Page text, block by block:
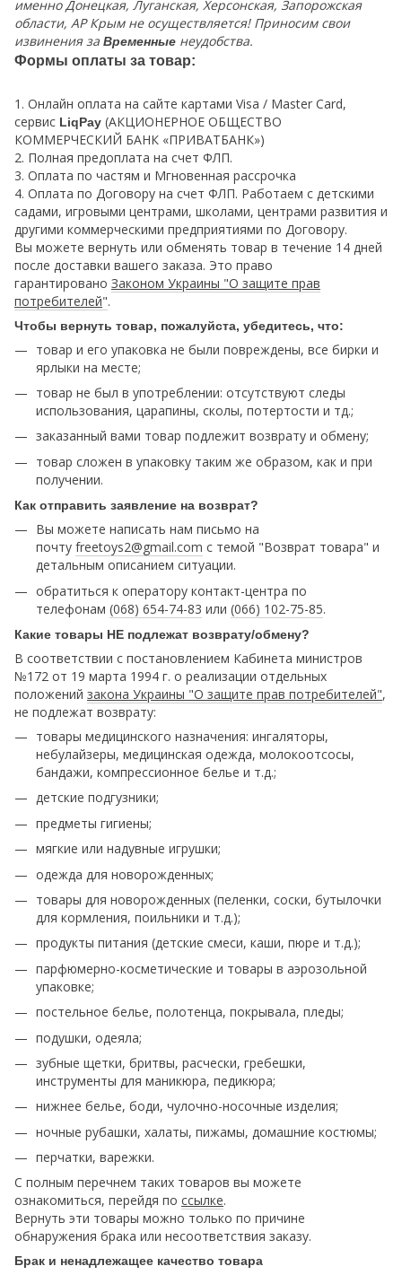
именно Донецкая, Луганская, Херсонская, Запорожская
области, АР Крым не осуществляется! Приносим свои
извинения за Временные неудобства.
Формы оплаты за товар:
1. Онлайн оплата на сайте картами Visa / Master Card,
сервис LiqPay (АКЦИОНЕРНОЕ ОБЩЕСТВО
КОММЕРЧЕСКИЙ БАНК «ПРИВАТБАНК»)
2. Полная предоплата на счет ФЛП.
3. Оплата по частям и Мгновенная рассрочка
4. Оплата по Договору на счет ФЛП. Работаем с детскими
садами, игровыми центрами, школами, центрами развития и
другими коммерческими предприятиями по Договору.
Вы можете вернуть или обменять товар в течение 14 дней
после доставки вашего заказа. Это право
гарантировано Законом Украины "О защите прав
потребителей".
Чтобы вернуть товар, пожалуйста, убедитесь, что:
товар и его упаковка не были повреждены, все бирки и
ярлыки на месте;
товар не был в употреблении: отсутствуют следы
использования, царапины, сколы, потертости и тд.;
заказанный вами товар подлежит возврату и обмену;
товар сложен в упаковку таким же образом, как и при
получении.
Как отправить заявление на возврат?
Вы можете написать нам письмо на
почту freetoys2@gmail.com c темой "Возврат товара" и
детальным описанием ситуации.
обратиться к оператору контакт-центра по
телефонам (068) 654-74-83 или (066) 102-75-85.
Какие товары НЕ подлежат возврату/обмену?
В соответствии с постановлением Кабинета министров
№172 от 19 марта 1994 г. о реализации отдельных
положений закона Украины "О защите прав потребителей",
не подлежат возврату:
товары медицинского назначения: ингаляторы,
небулайзеры, медицинская одежда, молокоотсосы,
бандажи, компрессионное белье и т.д.;
детские подгузники;
предметы гигиены;
мягкие или надувные игрушки;
одежда для новорожденных;
товары для новорожденных (пеленки, соски, бутылочки
для кормления, поильники и т.д.);
продукты питания (детские смеси, каши, пюре и т.д.);
парфюмерно-косметические и товары в аэрозольной
упаковке;
постельное белье, полотенца, покрывала, пледы;
подушки, одеяла;
зубные щетки, бритвы, расчески, гребешки,
инструменты для маникюра, педикюра;
нижнее белье, боди, чулочно-носочные изделия;
ночные рубашки, халаты, пижамы, домашние костюмы;
перчатки, варежки.
С полным перечнем таких товаров вы можете
ознакомиться, перейдя по ссылке.
Вернуть эти товары можно только по причине
обнаружения брака или несоответствия заказу.
Брак и ненадлежащее качество товара